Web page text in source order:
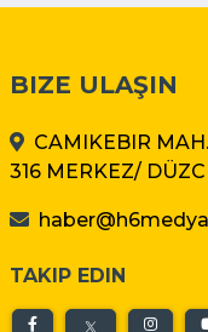
BIZE ULAŞIN
CAMIKEBIR
316 MERKEZ/
TAKIP EDIN